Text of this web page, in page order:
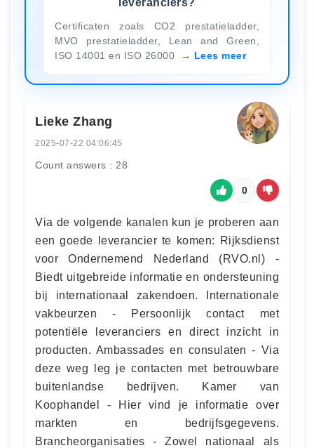
leveranciers?
Certificaten zoals CO2 prestatieladder,
MVO prestatieladder, Lean and Green,
ISO 14001 en ISO 26000
Lees meer
Lieke Zhang
2025-07-22 04:06:45
Count answers : 28
0
Via de volgende kanalen kun je proberen aan
een goede leverancier te komen: Rijksdienst
voor Ondernemend Nederland (RVO.nl) -
Biedt uitgebreide informatie en ondersteuning
bij internationaal zakendoen. Internationale
vakbeurzen - Persoonlijk contact met
potentiële leveranciers en direct inzicht in
producten. Ambassades en consulaten - Via
deze weg leg je contacten met betrouwbare
buitenlandse bedrijven. Kamer van
Koophandel - Hier vind je informatie over
markten en bedrijfsgegevens.
Brancheorganisaties - Zowel nationaal als